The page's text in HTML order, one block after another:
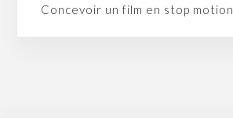
Concevoir un film en stop motion